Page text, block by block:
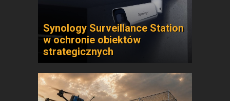
Synology Surveillance Station
w ochronie obiektów
strategicznych